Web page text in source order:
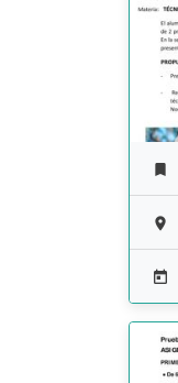


